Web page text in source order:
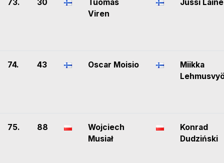
73. 30
Tuomas
Viren
Jussi Laine
74. 43 Oscar Moisio
Miikka
75. 88
Wojciech
Musiał
Konrad
Dudziński